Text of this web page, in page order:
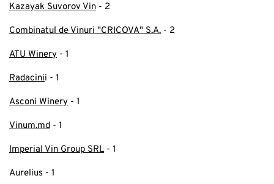
Kazayak Suvorov Vin - 2
Combinatul de Vinuri "CRICOVA" S.A. - 2
ATU Winery - 1
Radacinii - 1
Asconi Winery - 1
Vinum.md - 1
Imperial Vin Group SRL - 1
Aurelius - 1